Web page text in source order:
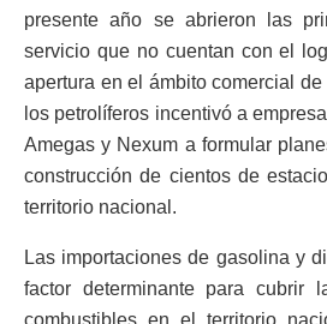
presente año se abrieron las
servicio que no cuentan con el
apertura en el ámbito comercial
los petrolíferos incentivó a
Amegas y Nexum a formular
construcción de cientos de
territorio nacional.
Las importaciones de gasolina y
factor determinante para cubrir
combustibles en el territorio